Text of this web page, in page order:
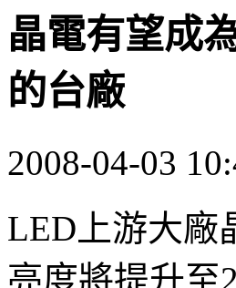
晶電有望成
的台廠
2008-04-03
LED上游大廠
亮度將提升至